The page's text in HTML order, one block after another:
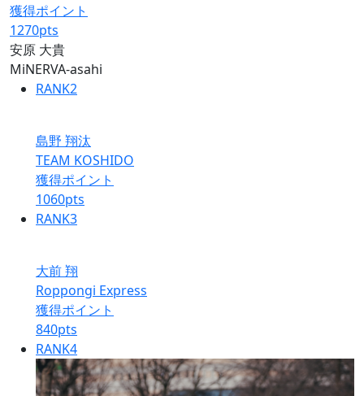
獲得ポイント
1270pts
安原 大貴
MiNERVA-asahi
RANK2
島野 翔汰
TEAM KOSHIDO
獲得ポイント
1060pts
RANK3
大前 翔
Roppongi Express
獲得ポイント
840pts
RANK4